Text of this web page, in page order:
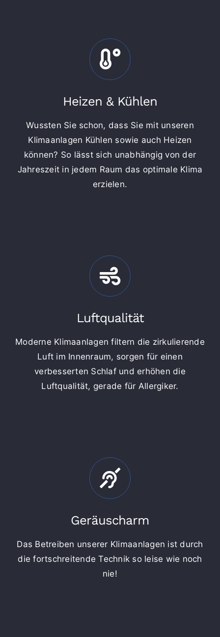
Heizen & Kühlen
Wussten Sie schon, dass Sie mit unseren
Klimaanlagen Kühlen sowie auch Heizen
können? So lässt sich unabhängig von der
Jahreszeit in jedem Raum das optimale Klima
erzielen.
Luftqualität
Moderne Klimaanlagen filtern die zirkulierende
Luft im Innenraum, sorgen für einen
verbesserten Schlaf und erhöhen die
Luftqualität, gerade für Allergiker.
Geräuscharm
Das Betreiben unserer Klimaanlagen ist durch
die fortschreitende Technik so leise wie noch
nie!